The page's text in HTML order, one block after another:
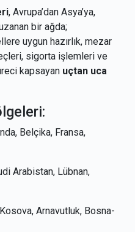
, Avrupa’dan Asya’ya,
bir ağda;
uygun hazırlık, mezar
sigorta işlemleri ve
kapsayan uçtan uca
Belçika, Fransa,
Arabistan, Lübnan,
Arnavutluk, Bosna-